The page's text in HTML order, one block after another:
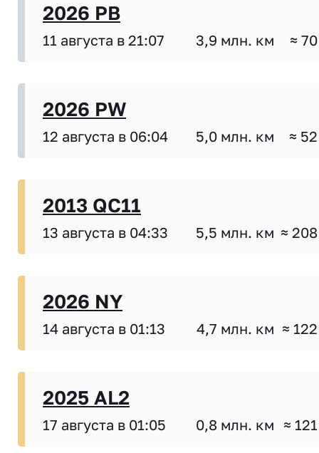
2026 PB
11 августа в 21:07 3,9 млн. км ≈
2026 PW
12 августа в 06:04 5,0 млн. км ≈
2013 QC11
13 августа в 04:33 5,5 млн. км ≈
2026 NY
14 августа в 01:13 4,7 млн. км ≈
2025 AL2
17 августа в 01:05 0,8 млн. км ≈